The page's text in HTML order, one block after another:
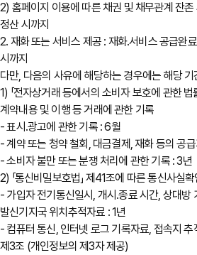
2) 홈페이지 이용에 따른 채권 및 채무관계 잔
정산 시까지
2. 재화 또는 서비스 제공 : 재화․서비스 공급완
시까지
다만, 다음의 사유에 해당하는 경우에는 해당 기
1) 「전자상거래 등에서의 소비자 보호에 관한 법
계약내용 및 이행 등 거래에 관한 기록
- 표시․광고에 관한 기록 : 6월
- 계약 또는 청약 철회, 대금결제, 재화 등의 공
- 소비자 불만 또는 분쟁 처리에 관한 기록 : 3년
2) 「통신비밀보호법」 제41조에 따른 통신사실
- 가입자 전기통신일시, 개시․종료 시간, 상대방
발신기지국 위치추적자료 : 1년
- 컴퓨터 통신, 인터넷 로그 기록자료, 접속지 추
제3조 (개인정보의 제3자 제공)